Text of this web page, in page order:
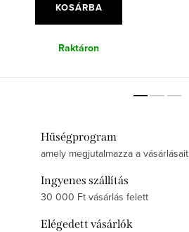
KOSÁRBA
Raktáron
Hűségprogram
amely megjutalmazza a vásárlásait
Ingyenes szállítás
30 000 Ft vásárlás felett
Elégedett vásárlók